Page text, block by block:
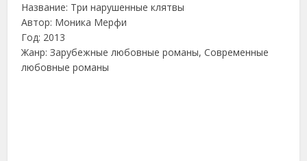
Название: Три нарушенные клятвы
Автор: Моника Мерфи
Год: 2013
Жанр: Зарубежные любовные романы, Современные
любовные романы